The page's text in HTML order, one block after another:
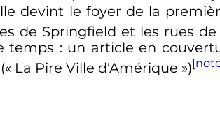
devint le foyer de la
de Springfield et les rues
temps : un article en
La Pire Ville d'Amérique »)